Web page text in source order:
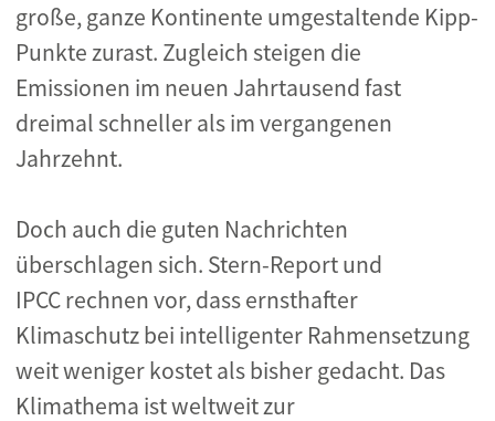
große, ganze Kontinente umgestaltende Kipp-
Punkte zurast. Zugleich steigen die
Emissionen im neuen Jahrtausend fast
dreimal schneller als im vergangenen
Jahrzehnt.
Doch auch die guten Nachrichten
überschlagen sich. Stern-Report und
IPCC rechnen vor, dass ernsthafter
Klimaschutz bei intelligenter Rahmensetzung
weit weniger kostet als bisher gedacht. Das
Klimathema ist weltweit zur